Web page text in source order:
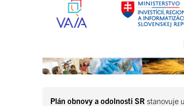
Plán obnovy a odolnosti SR stanovuje